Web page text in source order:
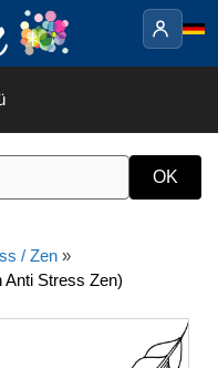
/ Zen »
Anti Stress Zen)